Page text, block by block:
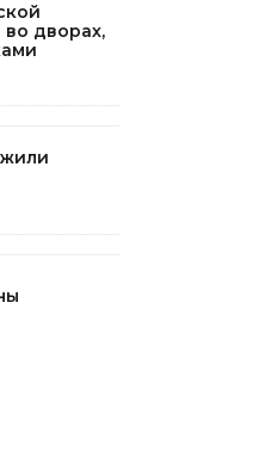
дворах,